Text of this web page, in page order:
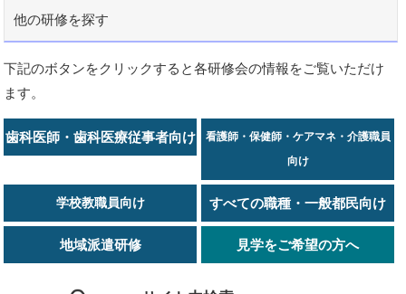
他の研修を探す
下記のボタンをクリックすると各研修会の情報をご覧いただけ
ます。
歯科医師・歯科医療従事者向け
看護師・保健師・ケアマネ・介護職員
向け
学校教職員向け すべての職種・一般都民向け
地域派遣研修 見学をご希望の方へ